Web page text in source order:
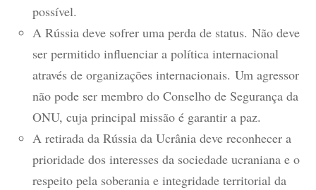
possível.
A Rússia deve sofrer uma perda de status. Não deve
ser permitido influenciar a política internacional
através de organizações internacionais. Um agressor
não pode ser membro do Conselho de Segurança da
ONU, cuja principal missão é garantir a paz.
A retirada da Rússia da Ucrânia deve reconhecer a
prioridade dos interesses da sociedade ucraniana e o
respeito pela soberania e integridade territorial da